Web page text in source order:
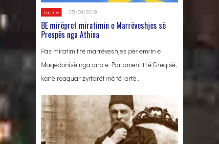
Lajme 25/01/2019
BE mirëpret miratimin e Marrëveshjes së
Prespës nga Athina
Pas miratimit të marrëveshjes për emrin e
Maqedonisë nga ana e Parlamentit të Greqisë,
kanë reaguar zyrtarët më të lartë…